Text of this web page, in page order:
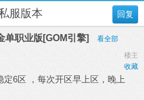
回复
服版本
单职业版[GOM引擎] 看全部
楼主
收藏
定6区 ，每次开区早上区，晚上